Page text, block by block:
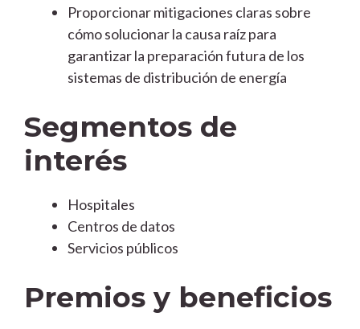
Proporcionar mitigaciones claras sobre
cómo solucionar la causa raíz para
garantizar la preparación futura de los
sistemas de distribución de energía
Segmentos de
interés
Hospitales
Centros de datos
Servicios públicos
Premios y beneficios